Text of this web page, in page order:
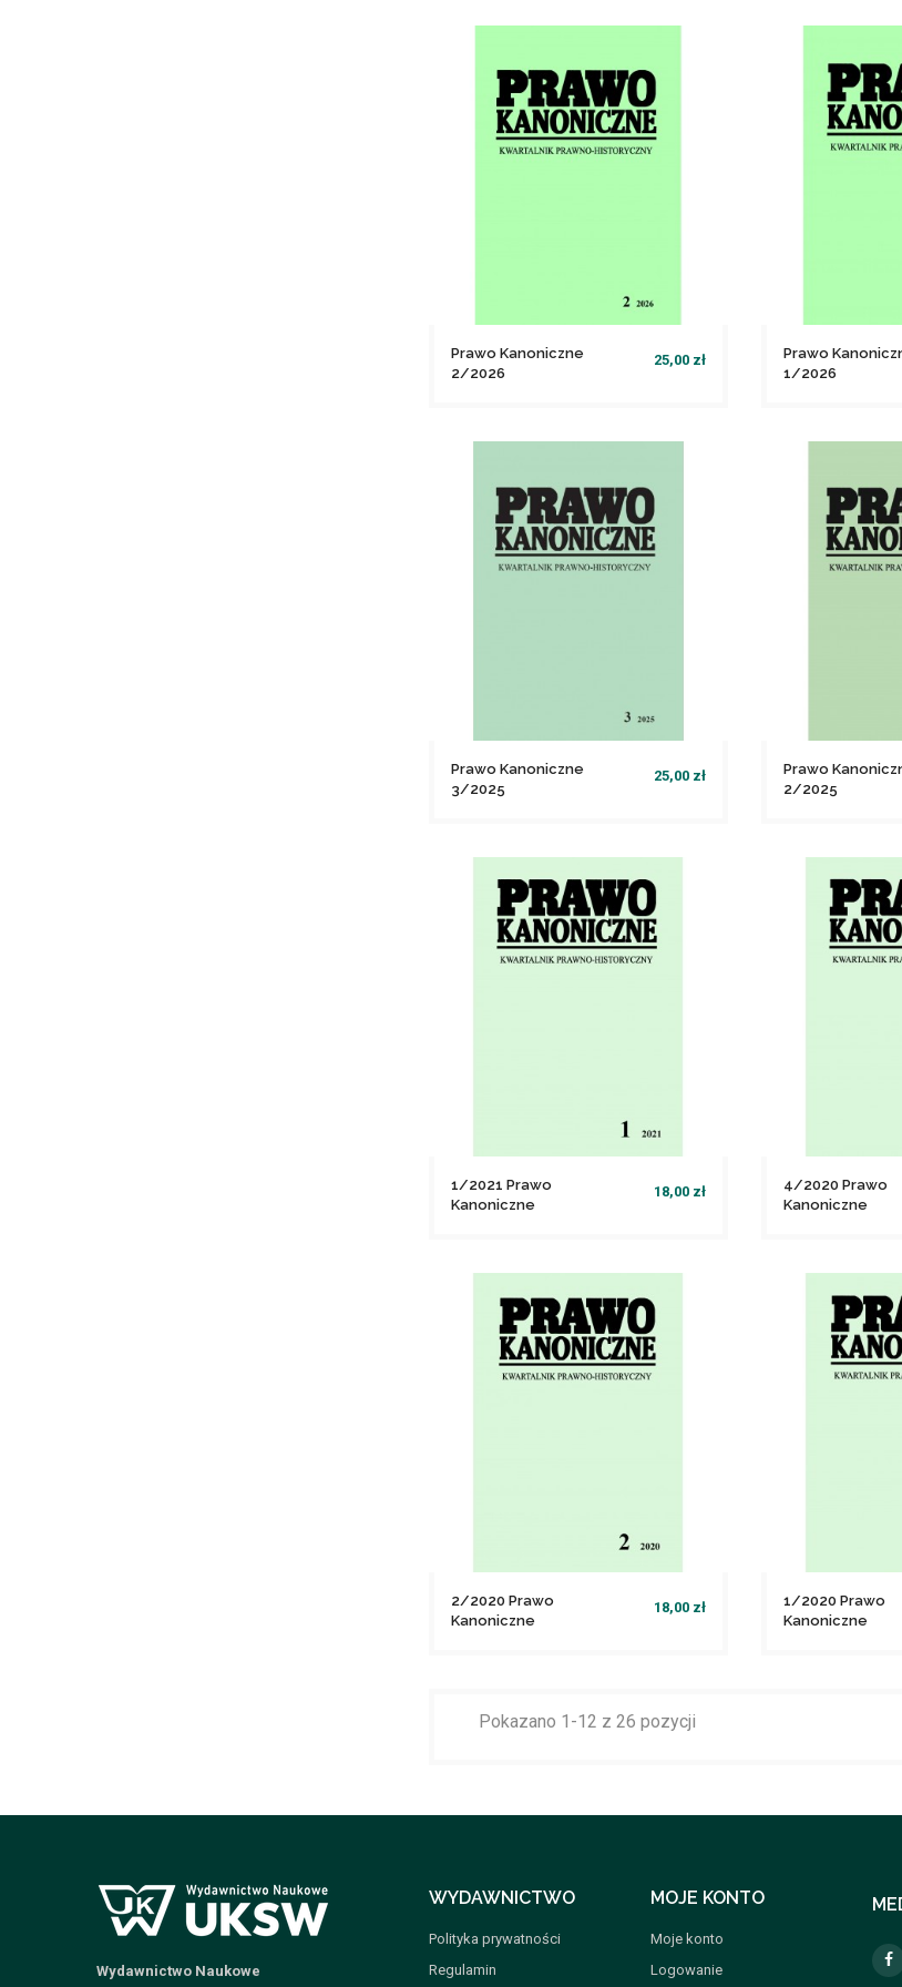
Prawo Kanoniczne
2/2026
25,00 zł
Prawo
1/2026
Prawo Kanoniczne
3/2025
25,00 zł
Prawo
2/2025
file_download
1/2021 Prawo
Kanoniczne
18,00 zł
4/2020 Prawo
Kanoniczne
2/2020 Prawo
Kanoniczne
18,00 zł
1/2020 Prawo
Kanoniczne
Pokazano 1-12 z 26 pozycji
Wydawnictwo Naukowe
WYDAWNICTWO
Polityka prywatności
Regulamin
MOJE KONTO
Moje konto
Logowanie